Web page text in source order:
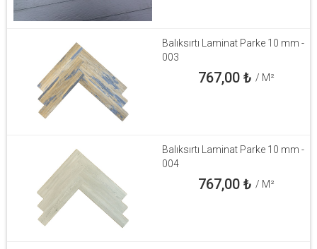
Balıksırtı Laminat Parke 10 mm -
003
767,00₺ / M²
Balıksırtı Laminat Parke 10 mm -
004
767,00₺ / M²